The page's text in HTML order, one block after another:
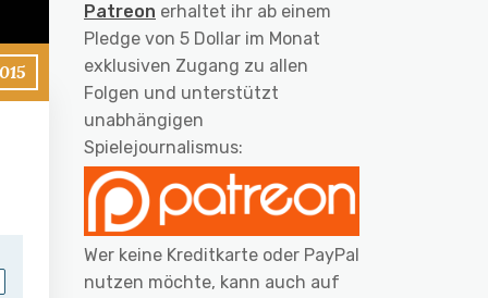
Patreon erhaltet ihr ab einem
Pledge von 5 Dollar im Monat
exklusiven Zugang zu allen
Folgen und unterstützt
unabhängigen
Spielejournalismus:
Wer keine Kreditkarte oder PayPal
nutzen möchte, kann auch auf